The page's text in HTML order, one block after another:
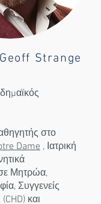
Strange
στο
Dame , Ιατρική
Μητρώα,
Συγγενείς
και